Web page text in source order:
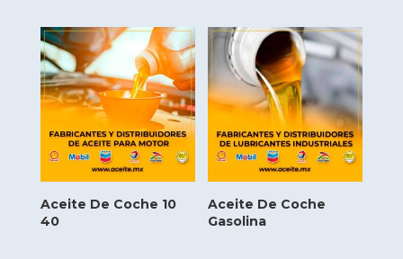
Aceite De Coche 10
40
Aceite De Coche
Gasolina